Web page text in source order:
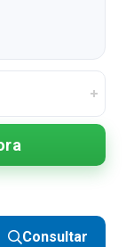
R$ 21,98
Consultar